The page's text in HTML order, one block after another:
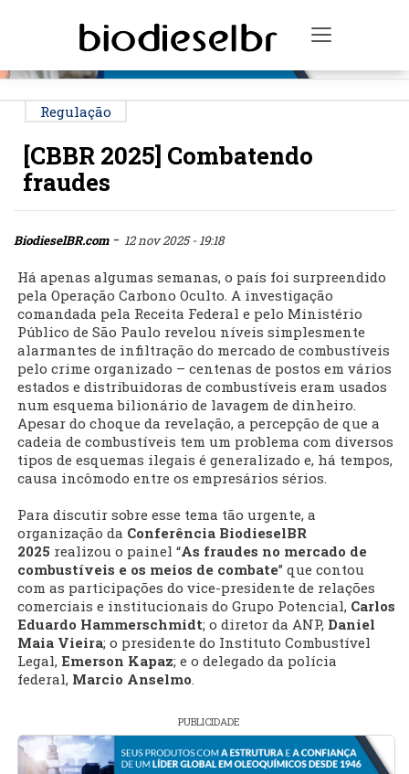
Toggle
Regulação
[CBBR 2025] Combatendo
fraudes
BiodieselBR.com- 12 nov 2025 - 19:18
Há apenas algumas semanas, o país foi surpreendido
pela Operação Carbono Oculto. A investigação
comandada pela Receita Federal e pelo Ministério
Público de São Paulo revelou níveis simplesmente
alarmantes de infiltração do mercado de combustíveis
pelo crime organizado – centenas de postos em vários
estados e distribuidoras de combustíveis eram usados
num esquema bilionário de lavagem de dinheiro.
Apesar do choque da revelação, a percepção de que a
cadeia de combustíveis tem um problema com diversos
tipos de esquemas ilegais é generalizado e, há tempos,
causa incômodo entre os empresários sérios.
Para discutir sobre esse tema tão urgente, a
organização da Conferência BiodieselBR
2025 realizou o painel “As fraudes no mercado de
combustíveis e os meios de combate” que contou
com as participações do vice-presidente de relações
comerciais e institucionais do Grupo Potencial, Carlos
Eduardo Hammerschmidt; o diretor da ANP, Daniel
Maia Vieira; o presidente do Instituto Combustível
Legal, Emerson Kapaz; e o delegado da polícia
federal, Marcio Anselmo.
PUBLICIDADE